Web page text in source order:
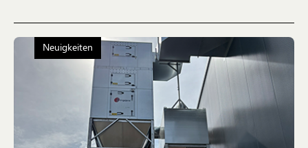
Neuigkeiten